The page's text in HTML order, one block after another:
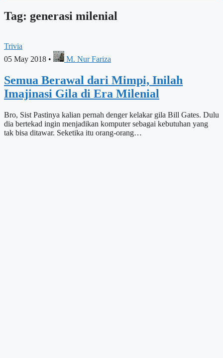
Tag: generasi milenial
Trivia
05 May 2018 • M. Nur Fariza
Semua Berawal dari Mimpi, Inilah
Imajinasi Gila di Era Milenial
Bro, Sist Pastinya kalian pernah denger kelakar gila Bill Gates. Dulu
dia bertekad ingin menjadikan komputer sebagai kebutuhan yang
tak bisa ditawar. Seketika itu orang-orang…